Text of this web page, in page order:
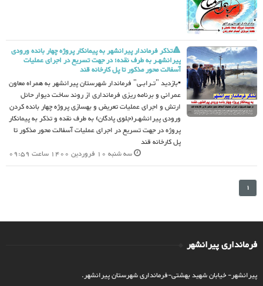
🔺تذکر فرماندار پیرانشهر به پیمانکار پروژه چهار بانده ورودی
پیرانشهـر به طرف نقده؛ در جهت تسریع در اجرای عملیات
آسفالت محور مذکور تا پل کارخانه قند
▪️بازدید "تـرابـی" فرماندار شهرستان پیرانشهر به همراه معاون
عمرانی و برنامه ریزی فرمانداری از روند ساخت دیوار حائل
ارتش و اجرای عملیات تعریض و بهسازی پروژه چهار بانده کردن
ورودی پیرانشهـر(جلوی پادگان) به طرف نقده و تذکر به پیمانکار
پروژه در جهت تسریع در اجرای عملیات آسفالت محور مذکور تا
پل کارخانه قند
سه شنبه 10 فروردین 1400 ساعت 09:59
1
فرمانداری پیرانشهر
پیرانشهر- خیابان شهید بهشتی-فرمانداری شهرستان پیرانشهر.